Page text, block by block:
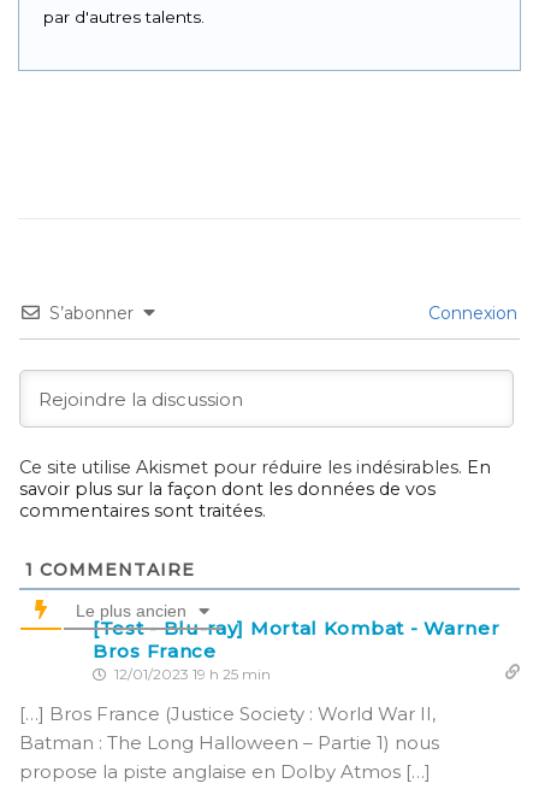
par d'autres talents.
S’abonner Connexion
Ce site utilise Akismet pour réduire les indésirables. En
savoir plus sur la façon dont les données de vos
commentaires sont traitées.
1 COMMENTAIRE
Le plus ancien
[Test - Blu-ray] Mortal Kombat - Warner
Bros France
12/01/2023 19 h 25 min
[…] Bros France (Justice Society : World War II,
Batman : The Long Halloween – Partie 1) nous
propose la piste anglaise en Dolby Atmos […]